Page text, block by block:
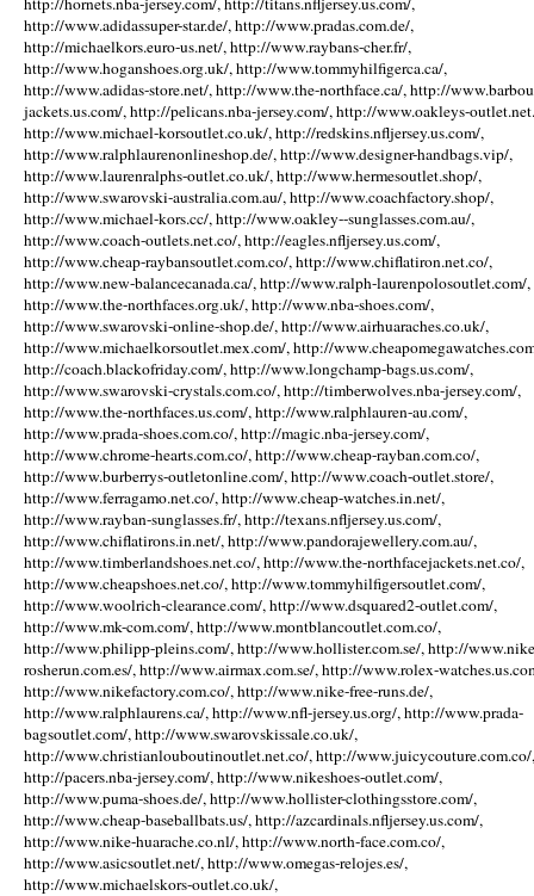
http://www.adidassuper-star.de/, http://www.pradas.com.de/,
http://michaelkors.euro-us.net/, http://www.raybans-cher.fr/,
http://www.hoganshoes.org.uk/, http://www.tommyhilfigerca.ca/,
http://www.adidas-store.net/, http://www.the-northface.ca/, http://
jackets.us.com/, http://pelicans.nba-jersey.com/, http://www.oakleys-
http://www.michael-korsoutlet.co.uk/, http://redskins.nfljersey.us.com/,
http://www.ralphlaurenonlineshop.de/, http://www.designer-handbags.vip/,
http://www.laurenralphs-outlet.co.uk/, http://www.hermesoutlet.shop/,
http://www.swarovski-australia.com.au/, http://www.coachfactory.shop/,
http://www.michael-kors.cc/, http://www.oakley--sunglasses.com.au/,
http://www.coach-outlets.net.co/, http://eagles.nfljersey.us.com/,
http://www.cheap-raybansoutlet.com.co/, http://www.chiflatiron.net.co/,
http://www.new-balancecanada.ca/, http://www.ralph-laurenpolosoutlet.com/,
http://www.the-northfaces.org.uk/, http://www.nba-shoes.com/,
http://www.swarovski-online-shop.de/, http://www.airhuaraches.co.uk/,
http://www.michaelkorsoutlet.mex.com/, http://
http://coach.blackofriday.com/, http://www.longchamp-bags.us.com/,
http://www.swarovski-crystals.com.co/, http://timberwolves.nba-jersey.com/,
http://www.the-northfaces.us.com/, http://www.ralphlauren-au.com/,
http://www.prada-shoes.com.co/, http://magic.nba-jersey.com/,
http://www.chrome-hearts.com.co/, http://www.cheap-rayban.com.co/,
http://www.burberrys-outletonline.com/, http://www.coach-outlet.store/,
http://www.ferragamo.net.co/, http://www.cheap-watches.in.net/,
http://www.rayban-sunglasses.fr/, http://texans.nfljersey.us.com/,
http://www.chiflatirons.in.net/, http://www.pandorajewellery.com.au/,
http://www.timberlandshoes.net.co/, http://www.the-northfacejackets.net.co/,
http://www.cheapshoes.net.co/, http://www.tommyhilfigersoutlet.com/,
http://www.woolrich-clearance.com/, http://www.dsquared2-outlet.com/,
http://www.mk-com.com/, http://www.montblancoutlet.com.co/,
http://www.philipp-pleins.com/, http://www.hollister.com.se/, http://
rosherun.com.es/, http://www.airmax.com.se/, http://www.rolex-
http://www.nikefactory.com.co/, http://www.nike-free-runs.de/,
http://www.ralphlaurens.ca/, http://www.nfl-jersey.us.org/, http://www.prada-
bagsoutlet.com/, http://www.swarovskissale.co.uk/,
http://www.christianlouboutinoutlet.net.co/, http://www.juicycouture.com.co/,
http://pacers.nba-jersey.com/, http://www.nikeshoes-outlet.com/,
http://www.puma-shoes.de/, http://www.hollister-clothingsstore.com/,
http://www.cheap-baseballbats.us/, http://azcardinals.nfljersey.us.com/,
http://www.nike-huarache.co.nl/, http://www.north-face.com.co/,
http://www.asicsoutlet.net/, http://www.omegas-relojes.es/,
http://www.michaelskors-outlet.co.uk/,